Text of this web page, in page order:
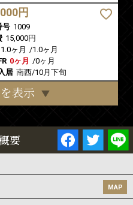
円
号 1009
15,000円
1.0ヶ月 /1.0ヶ月
0ヶ月 /0ヶ月
居 南西/10月下旬
表示
要
MAP